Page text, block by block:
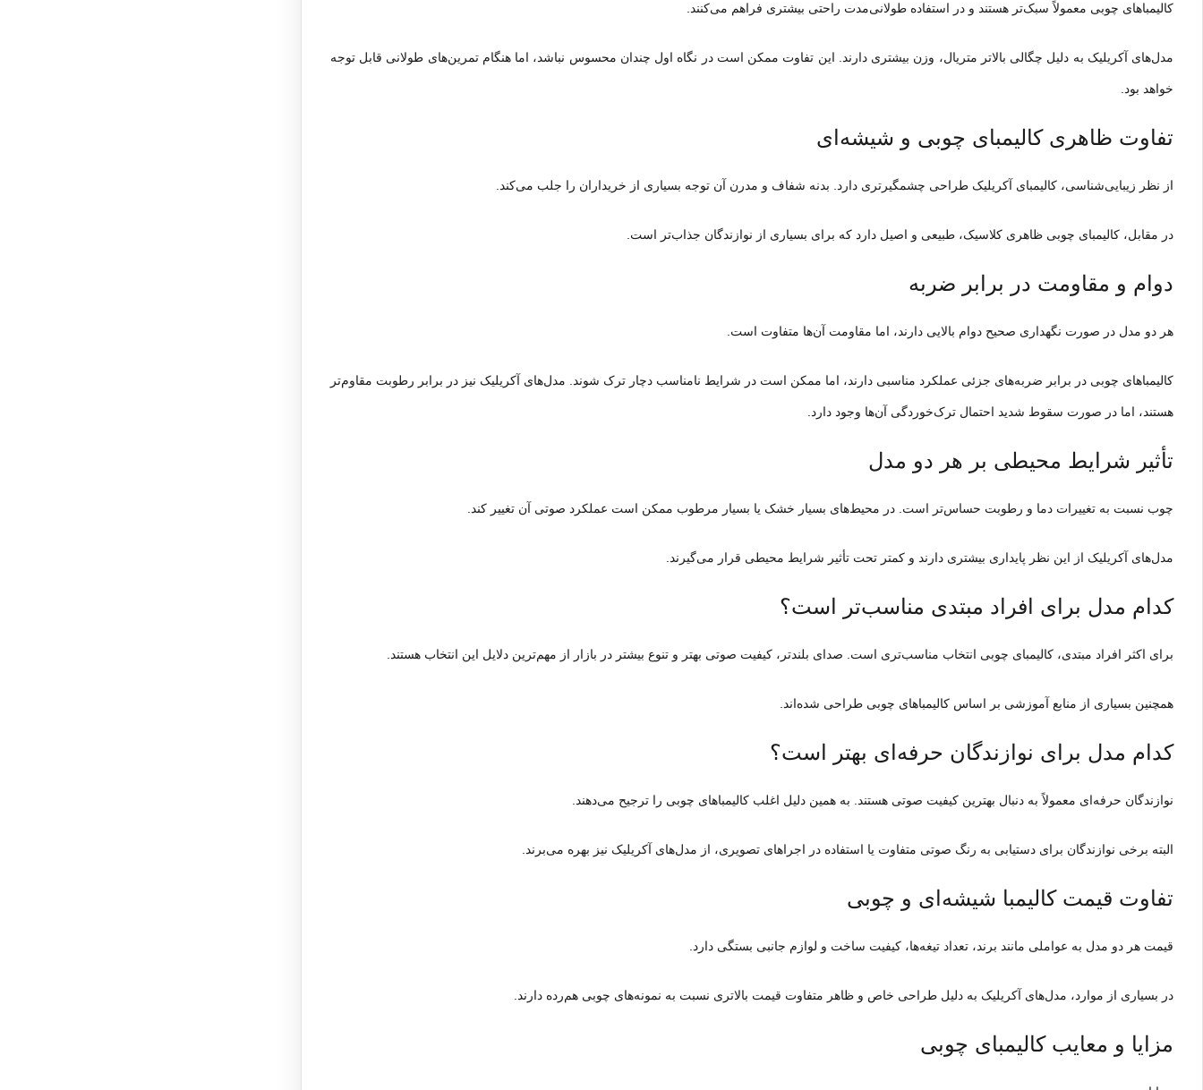
کالیمباهای چوبی معمولاً سبک‌تر هستند و در استفاده طولانی‌مدت راحتی بیشتری فراهم می‌کنند.
مدل‌های آکریلیک به دلیل چگالی بالاتر متریال، وزن بیشتری دارند. این تفاوت ممکن است در نگاه اول چندان محسوس نباشد، اما هنگام تمرین‌های طولانی قابل توجه
خواهد بود.
تفاوت ظاهری کالیمبای چوبی و شیشه‌ای
از نظر زیبایی‌شناسی، کالیمبای آکریلیک طراحی چشمگیرتری دارد. بدنه شفاف و مدرن آن توجه بسیاری از خریداران را جلب می‌کند.
در مقابل، کالیمبای چوبی ظاهری کلاسیک، طبیعی و اصیل دارد که برای بسیاری از نوازندگان جذاب‌تر است.
دوام و مقاومت در برابر ضربه
هر دو مدل در صورت نگهداری صحیح دوام بالایی دارند، اما مقاومت آن‌ها متفاوت است.
کالیمباهای چوبی در برابر ضربه‌های جزئی عملکرد مناسبی دارند، اما ممکن است در شرایط نامناسب دچار ترک شوند. مدل‌های آکریلیک نیز در برابر رطوبت مقاوم‌تر
هستند، اما در صورت سقوط شدید احتمال ترک‌خوردگی آن‌ها وجود دارد.
تأثیر شرایط محیطی بر هر دو مدل
چوب نسبت به تغییرات دما و رطوبت حساس‌تر است. در محیط‌های بسیار خشک یا بسیار مرطوب ممکن است عملکرد صوتی آن تغییر کند.
مدل‌های آکریلیک از این نظر پایداری بیشتری دارند و کمتر تحت تأثیر شرایط محیطی قرار می‌گیرند.
کدام مدل برای افراد مبتدی مناسب‌تر است؟
برای اکثر افراد مبتدی، کالیمبای چوبی انتخاب مناسب‌تری است. صدای بلندتر، کیفیت صوتی بهتر و تنوع بیشتر در بازار از مهم‌ترین دلایل این انتخاب هستند.
همچنین بسیاری از منابع آموزشی بر اساس کالیمباهای چوبی طراحی شده‌اند.
کدام مدل برای نوازندگان حرفه‌ای بهتر است؟
نوازندگان حرفه‌ای معمولاً به دنبال بهترین کیفیت صوتی هستند. به همین دلیل اغلب کالیمباهای چوبی را ترجیح می‌دهند.
البته برخی نوازندگان برای دستیابی به رنگ صوتی متفاوت یا استفاده در اجراهای تصویری، از مدل‌های آکریلیک نیز بهره می‌برند.
تفاوت قیمت کالیمبا شیشه‌ای و چوبی
قیمت هر دو مدل به عواملی مانند برند، تعداد تیغه‌ها، کیفیت ساخت و لوازم جانبی بستگی دارد.
در بسیاری از موارد، مدل‌های آکریلیک به دلیل طراحی خاص و ظاهر متفاوت قیمت بالاتری نسبت به نمونه‌های چوبی هم‌رده دارند.
مزایا و معایب کالیمبای چوبی